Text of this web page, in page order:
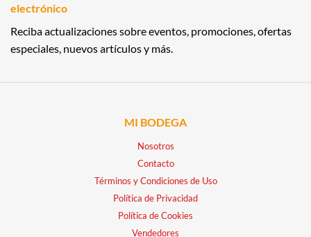
electrónico
Reciba actualizaciones sobre eventos, promociones, ofertas
especiales, nuevos artículos y más.
MI BODEGA
Nosotros
Contacto
Términos y Condiciones de Uso
Política de Privacidad
Política de Cookies
Vendedores